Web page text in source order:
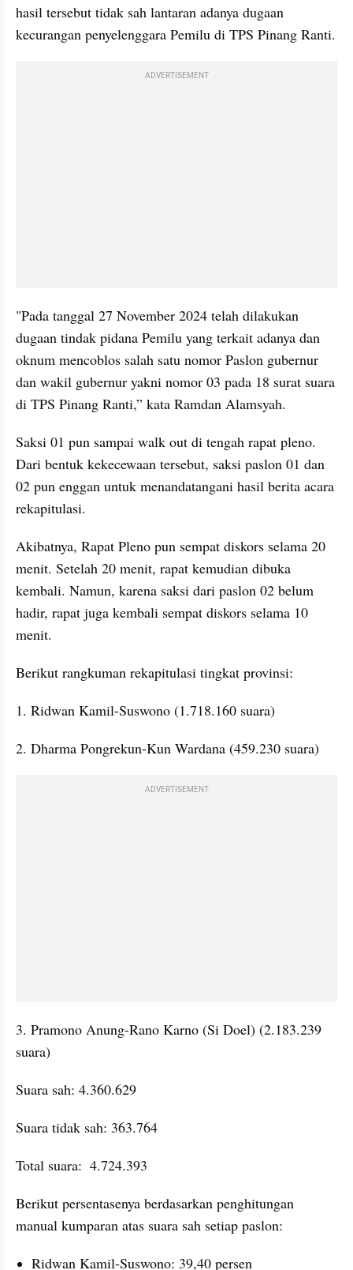
hasil tersebut tidak sah lantaran adanya dugaan
kecurangan penyelenggara Pemilu di TPS Pinang Ranti.
ADVERTISEMENT
"Pada tanggal 27 November 2024 telah dilakukan
dugaan tindak pidana Pemilu yang terkait adanya dan
oknum mencoblos salah satu nomor Paslon gubernur
dan wakil gubernur yakni nomor 03 pada 18 surat suara
di TPS Pinang Ranti,” kata Ramdan Alamsyah.
Saksi 01 pun sampai walk out di tengah rapat pleno.
Dari bentuk kekecewaan tersebut, saksi paslon 01 dan
02 pun enggan untuk menandatangani hasil berita acara
rekapitulasi.
Akibatnya, Rapat Pleno pun sempat diskors selama 20
menit. Setelah 20 menit, rapat kemudian dibuka
kembali. Namun, karena saksi dari paslon 02 belum
hadir, rapat juga kembali sempat diskors selama 10
menit.
Berikut rangkuman rekapitulasi tingkat provinsi:
1. Ridwan Kamil-Suswono (1.718.160 suara)
2. Dharma Pongrekun-Kun Wardana (459.230 suara)
ADVERTISEMENT
3. Pramono Anung-Rano Karno (Si Doel) (2.183.239
suara)
Suara sah: 4.360.629
Suara tidak sah: 363.764
Total suara:  4.724.393
Berikut persentasenya berdasarkan penghitungan
manual kumparan atas suara sah setiap paslon:
Ridwan Kamil-Suswono: 39,40 persen